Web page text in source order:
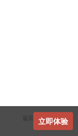
返回顶部立即体验